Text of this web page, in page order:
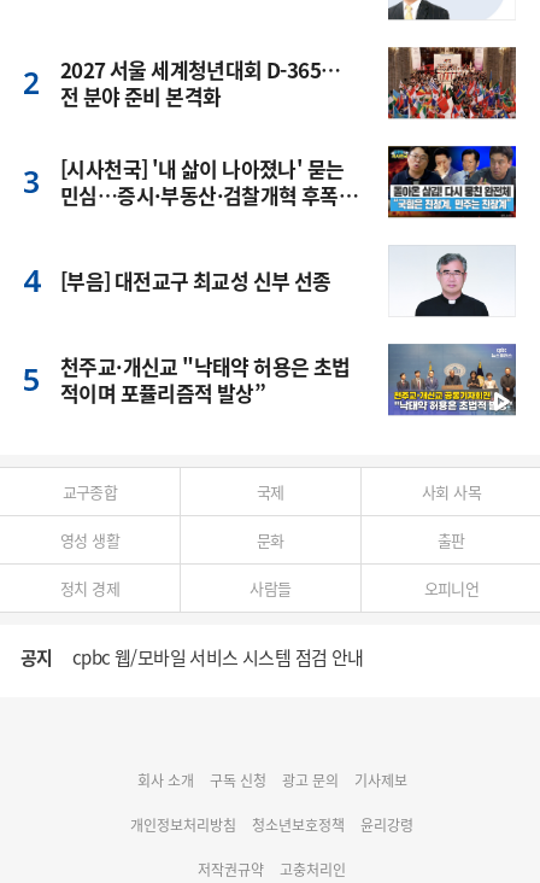
2027 서울 세계청년대회 D-365…
전 분야 준비 본격화
[시사천국] '내 삶이 나아졌나' 묻는
민심…증시·부동산·검찰개혁 후폭
[부음] 대전교구 최교성 신부 선종
천주교·개신교 "낙태약 허용은 초법
적이며 포퓰리즘적 발상”
교구종합 국제 사회 사목
영성 생활 문화 출판
정치 경제 사람들 오피니언
공지 cpbc 웹/모바일 서비스 시스템 점검 안내
명동 미디어큐브 & 1898 미디어월 공모전 수상작 발표
회사 소개 구독 신청 광고 문의 기사제보
개인정보처리방침 청소년보호정책 윤리강령
저작권규약 고충처리인